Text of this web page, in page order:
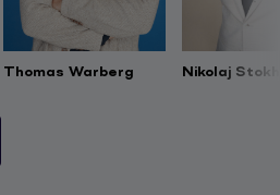
Thomas Warberg Nikolaj